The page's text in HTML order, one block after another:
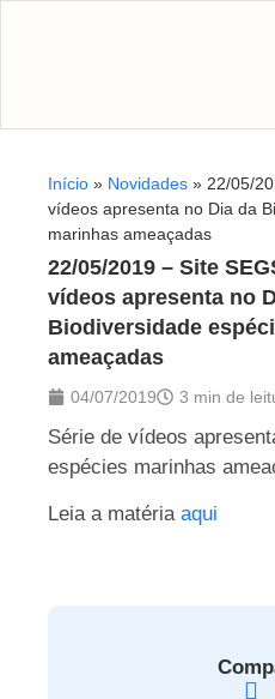
Início » Novidades » 22/05/
vídeos apresenta no Dia da
marinhas ameaçadas
22/05/2019 – Site
vídeos apresenta no
Biodiversidade
ameaçadas
04/07/2019 3 min de
Série de vídeos
espécies marinhas
Leia a matéria aqui